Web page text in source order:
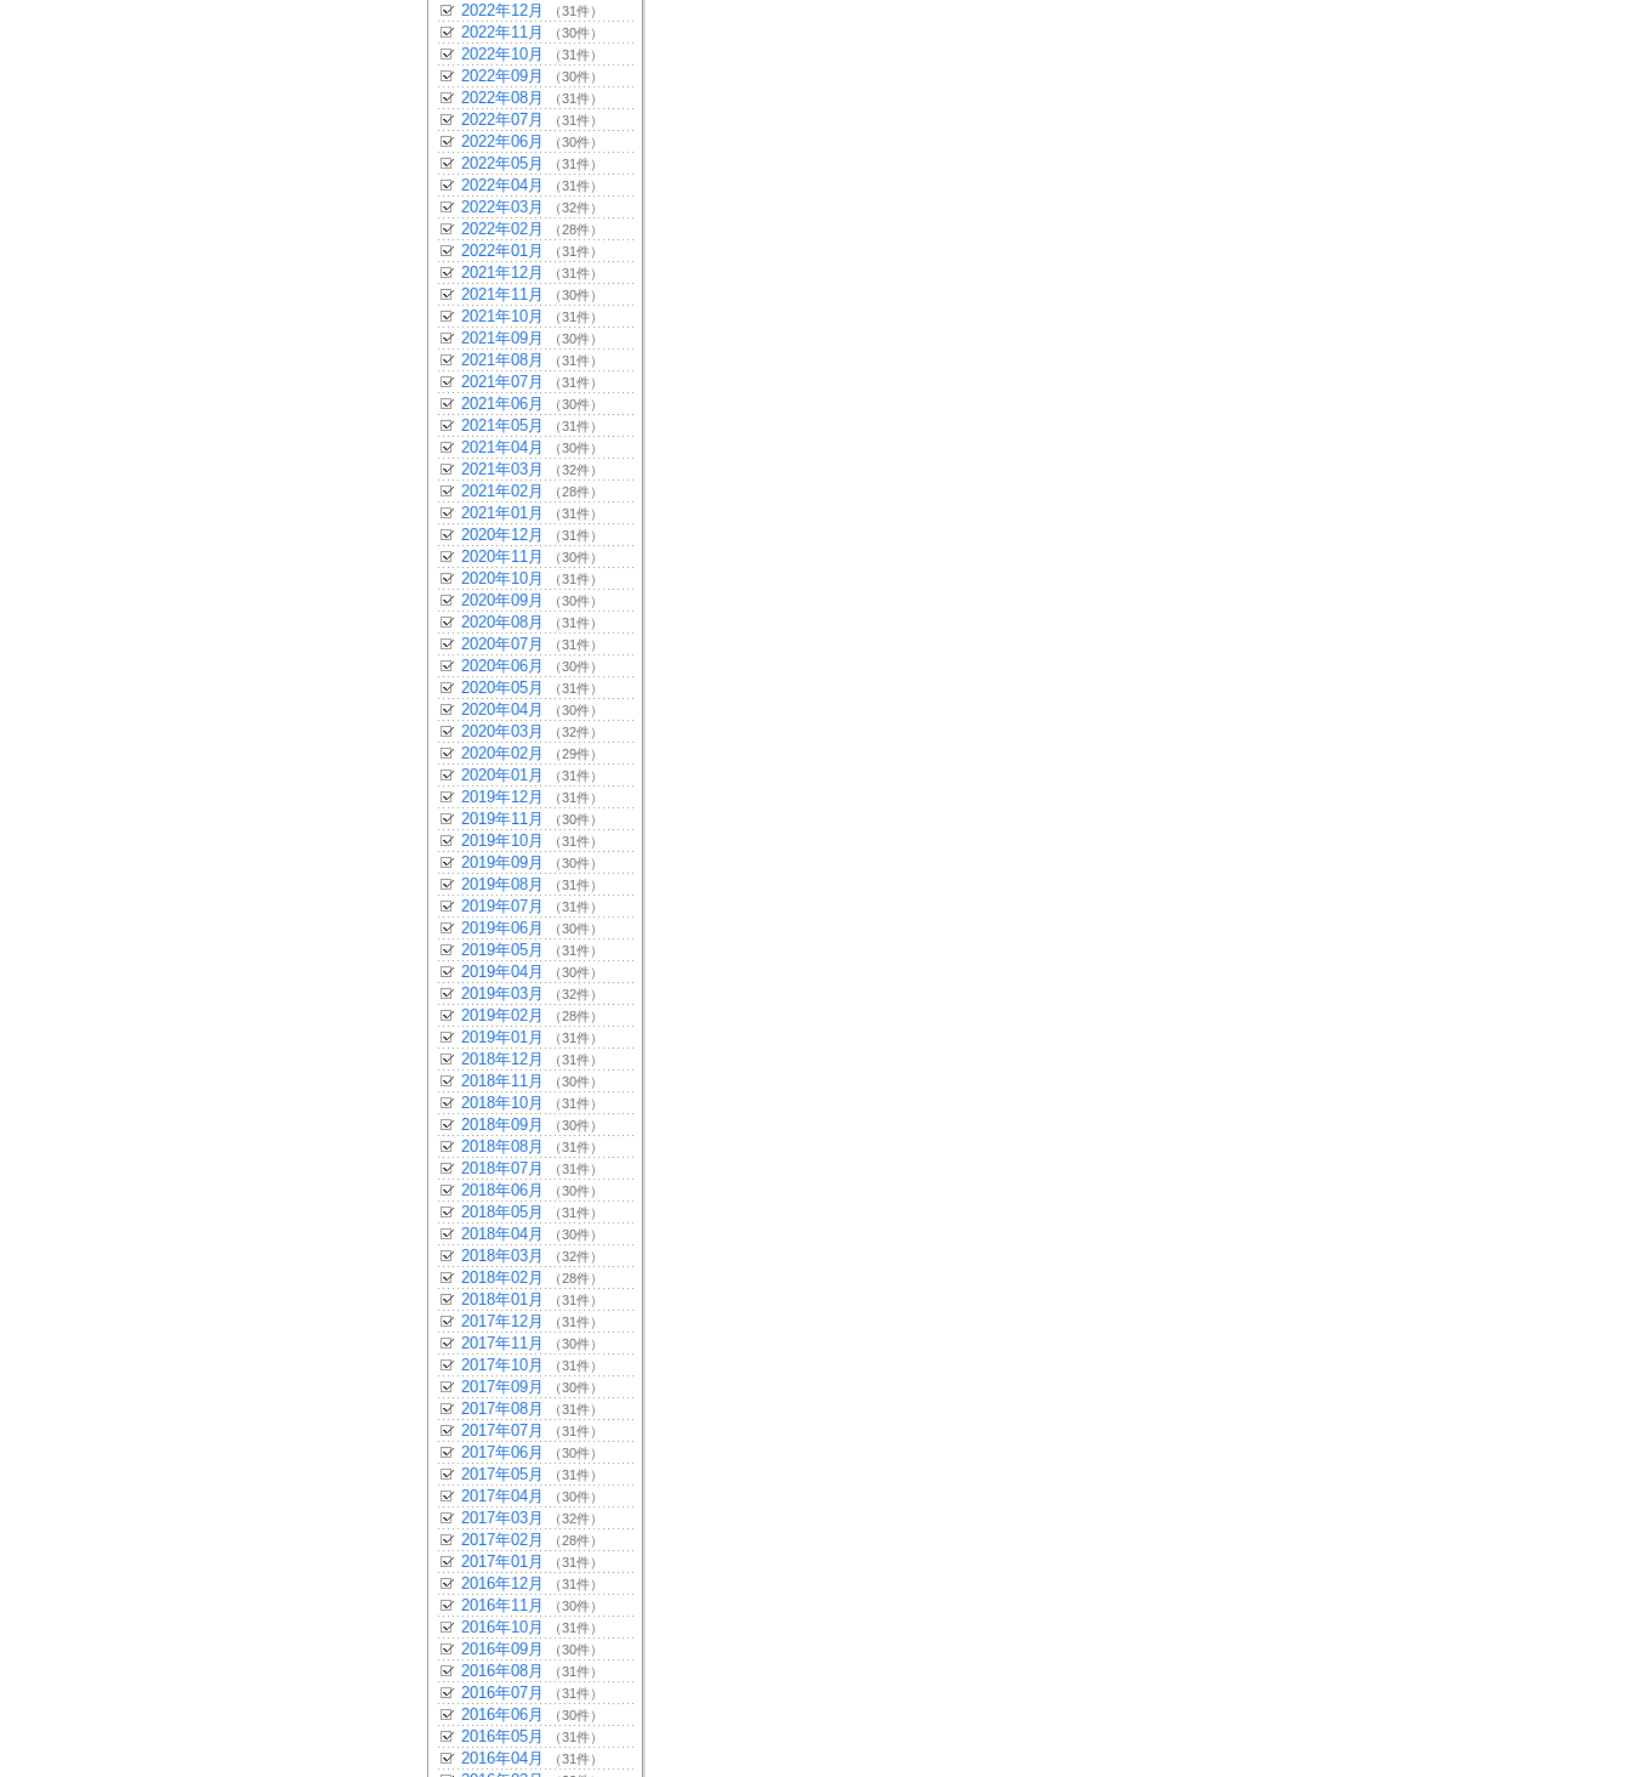
2022年12月 （31件）
2022年11月 （30件）
2022年10月 （31件）
2022年09月 （30件）
2022年08月 （31件）
2022年07月 （31件）
2022年06月 （30件）
2022年05月 （31件）
2022年04月 （31件）
2022年03月 （32件）
2022年02月 （28件）
2022年01月 （31件）
2021年12月 （31件）
2021年11月 （30件）
2021年10月 （31件）
2021年09月 （30件）
2021年08月 （31件）
2021年07月 （31件）
2021年06月 （30件）
2021年05月 （31件）
2021年04月 （30件）
2021年03月 （32件）
2021年02月 （28件）
2021年01月 （31件）
2020年12月 （31件）
2020年11月 （30件）
2020年10月 （31件）
2020年09月 （30件）
2020年08月 （31件）
2020年07月 （31件）
2020年06月 （30件）
2020年05月 （31件）
2020年04月 （30件）
2020年03月 （32件）
2020年02月 （29件）
2020年01月 （31件）
2019年12月 （31件）
2019年11月 （30件）
2019年10月 （31件）
2019年09月 （30件）
2019年08月 （31件）
2019年07月 （31件）
2019年06月 （30件）
2019年05月 （31件）
2019年04月 （30件）
2019年03月 （32件）
2019年02月 （28件）
2019年01月 （31件）
2018年12月 （31件）
2018年11月 （30件）
2018年10月 （31件）
2018年09月 （30件）
2018年08月 （31件）
2018年07月 （31件）
2018年06月 （30件）
2018年05月 （31件）
2018年04月 （30件）
2018年03月 （32件）
2018年02月 （28件）
2018年01月 （31件）
2017年12月 （31件）
2017年11月 （30件）
2017年10月 （31件）
2017年09月 （30件）
2017年08月 （31件）
2017年07月 （31件）
2017年06月 （30件）
2017年05月 （31件）
2017年04月 （30件）
2017年03月 （32件）
2017年02月 （28件）
2017年01月 （31件）
2016年12月 （31件）
2016年11月 （30件）
2016年10月 （31件）
2016年09月 （30件）
2016年08月 （31件）
2016年07月 （31件）
2016年06月 （30件）
2016年05月 （31件）
2016年04月 （31件）